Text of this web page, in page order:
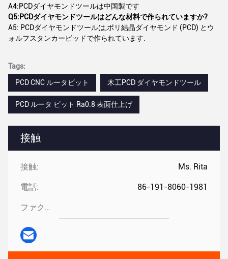
接触
接触: Ms. Rita
電話: 86-191-8060-1981
ファクシミリ:
A4:PCDダイヤモンドツールは中国製です
Q5:PCDダイヤモンドツールはどんな材料で作られていますか?
A5: PCDダイヤモンドツールは,ポリ結晶ダイヤモンド (PCD) とウ
ォルフスタンカービッドで作られています.
Tags:
PCD CNC ルータビット
木工PCD ダイヤモンドツール
PCD ルータ ビット Ra0.8 表面仕上げ